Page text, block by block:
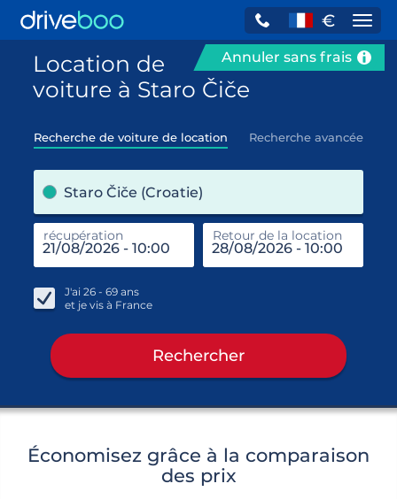
€
Annuler sans frais
Location de
voiture à Staro Čiče
Recherche de voiture de location Recherche avancée
Staro Čiče (Croatie)
récupération Retour de la location
J'ai 26 - 69 ans
et je vis à France
Rechercher
Économisez grâce à la comparaison
des prix